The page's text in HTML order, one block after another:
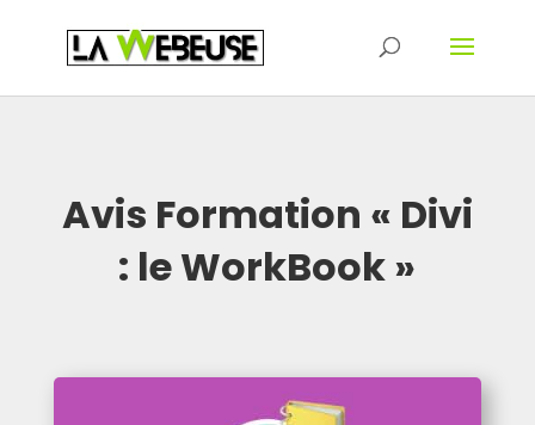
Avis Formation « Divi
: le WorkBook »